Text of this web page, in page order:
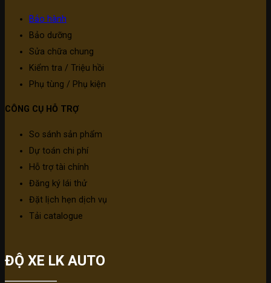
Bảo hành
Bảo dưỡng
Sửa chữa chung
Kiểm tra / Triệu hồi
Phụ tùng / Phụ kiện
CÔNG CỤ HỖ TRỢ
So sánh sản phẩm
Dự toán chi phí
Hỗ trợ tài chính
Đăng ký lái thử
Đặt lịch hẹn dịch vụ
Tải catalogue
ĐỘ XE LK AUTO